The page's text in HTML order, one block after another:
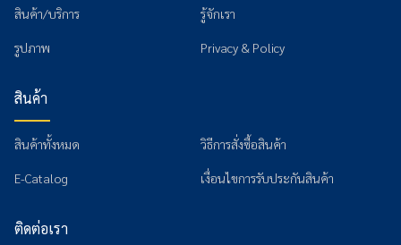
สินค้า/บริการ
รูปภาพ
รู้จักเรา
Privacy & Policy
สินค้า
สินค้าทั้งหมด
E-Catalog
วิธีการสั่งซื้อสินค้า
เงื่อนไขการรับประกันสินค้า
ติดต่อเรา